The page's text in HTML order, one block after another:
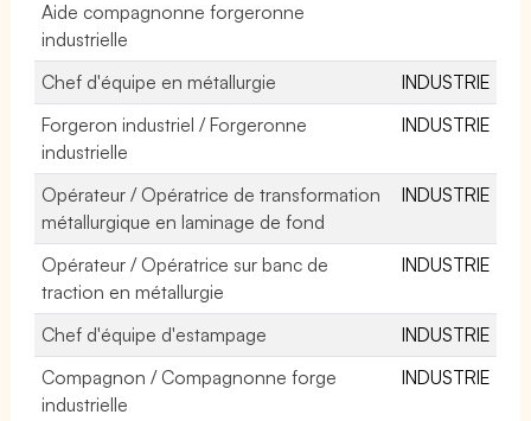
Aide compagnonne forgeronne
industrielle
Chef d'équipe en métallurgie
INDUSTRIE
Forgeron industriel / Forgeronne
industrielle
INDUSTRIE
Opérateur / Opératrice de transformation
métallurgique en laminage de fond
INDUSTRIE
Opérateur / Opératrice sur banc de
traction en métallurgie
INDUSTRIE
Chef d'équipe d'estampage
INDUSTRIE
Compagnon / Compagnonne forge
industrielle
INDUSTRIE